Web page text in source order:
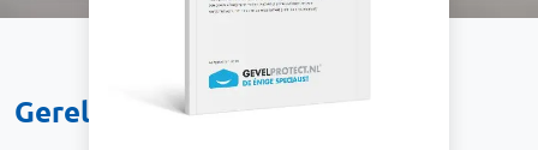
Gerelateerde projecten